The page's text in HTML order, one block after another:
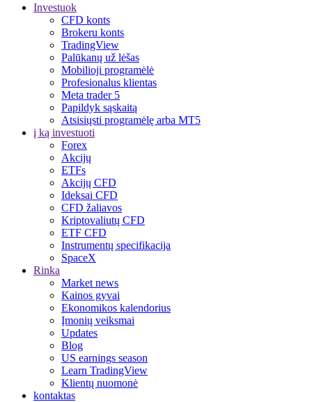
Investuok
CFD konts
Brokeru konts
TradingView
Palūkanų už lėšas
Mobilioji programėlė
Profesionalus klientas
Meta trader 5
Papildyk sąskaitą
Atsisiųsti programėlę arba MT5
į ką investuoti
Forex
Akcijų
ETFs
Akcijų CFD
Ideksai CFD
CFD žaliavos
Kriptovaliutų CFD
ETF CFD
Instrumentų specifikacija
SpaceX
Rinka
Market news
Kainos gyvai
Ekonomikos kalendorius
Įmonių veiksmai
Updates
Blog
US earnings season
Learn TradingView
Klientų nuomonė
kontaktas